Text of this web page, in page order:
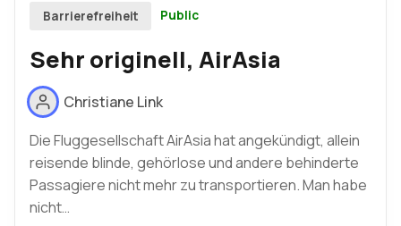
Barrierefreiheit Public
Sehr originell, AirAsia
Christiane Link
Die Fluggesellschaft AirAsia hat angekündigt, allein
reisende blinde, gehörlose und andere behinderte
Passagiere nicht mehr zu transportieren. Man habe
nicht…